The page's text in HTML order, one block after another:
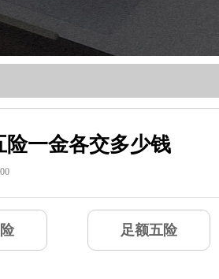
险一金各交多少钱
足额五险